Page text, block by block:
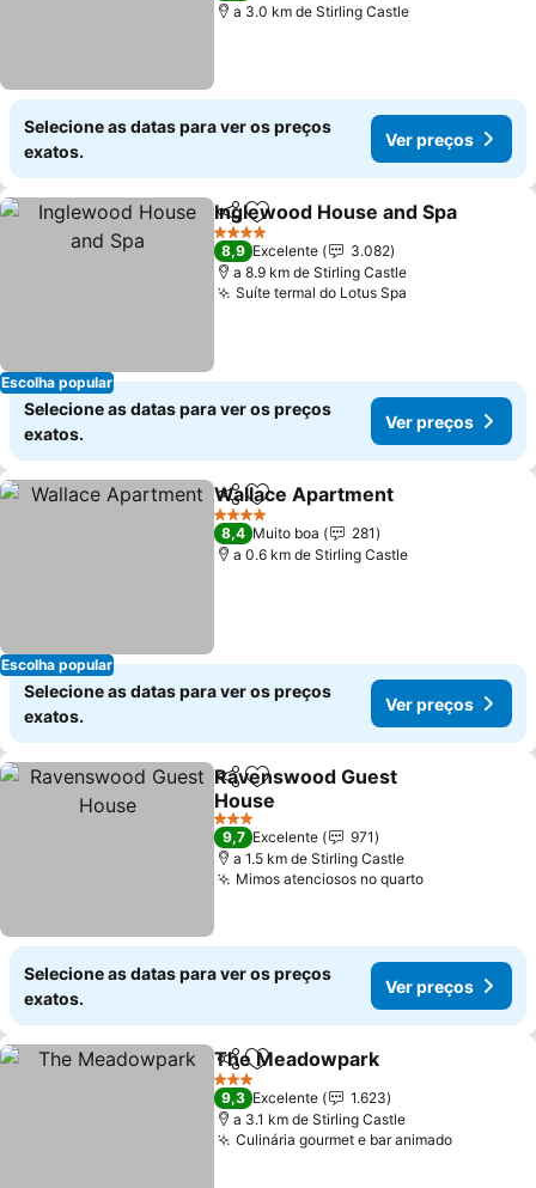
a 3.0 km de Stirling Castle
Selecione as datas para ver os preços
exatos.
Ver preços
Escolha popular
PartilharAdicionar aos favoritos
Inglewood House and Spa
4 Estrelas
8,9 Excelente
3.082
a 8.9 km de Stirling Castle
Suíte termal do Lotus Spa
Selecione as datas para ver os preços
exatos.
Ver preços
Escolha popular
PartilharAdicionar aos favoritos
Wallace Apartment
4 Estrelas
8,4 Muito boa
281
a 0.6 km de Stirling Castle
Selecione as datas para ver os preços
exatos.
Ver preços
PartilharAdicionar aos favoritos
Ravenswood Guest
House
Ver preços
3 Estrelas
9,7 Excelente
971
a 1.5 km de Stirling Castle
Mimos atenciosos no quartoVer preços
Selecione as datas para ver os preços
exatos.
Ver preços
PartilharAdicionar aos favoritos
The Meadowpark
3 Estrelas
9,3 Excelente
1.623
a 3.1 km de Stirling Castle
Culinária gourmet e bar animadoVer